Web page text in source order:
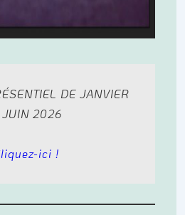
DE JANVIER
2026
ici !